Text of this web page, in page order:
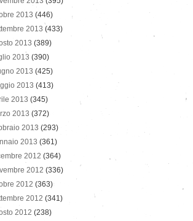
2013 (446)
2013 (433)
2013 (389)
2013 (390)
2013 (425)
2013 (413)
2013 (345)
2013 (372)
2013 (293)
2013 (361)
2012 (364)
2012 (336)
2012 (363)
2012 (341)
2012 (238)